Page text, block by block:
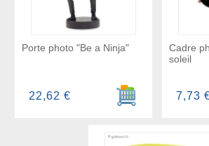
Porte photo "Be a Ninja"
Ajouter au panier
22,62 €
Cadre
soleil
7,73